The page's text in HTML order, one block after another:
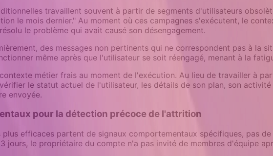
travaillent souvent à partir de segments d'utilisateurs
le mois dernier." Au moment où ces campagnes s'exécutent, le
le problème qui avait causé son désengagement.
des messages non pertinents qui ne correspondent pas à la
même après que l'utilisateur se soit réengagé, menant à la
métier frais au moment de l'exécution. Au lieu de travailler à
le statut actuel de l'utilisateur, les détails de son plan, son
envoyée.
pour la détection précoce de l'attrition
efficaces partent de signaux comportementaux spécifiques, pas
jours, le propriétaire du compte n'a pas invité de membres d'équipe